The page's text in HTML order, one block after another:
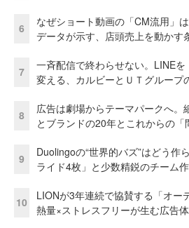
6
なぜショート動画の「CM流用」
データが示す、店頭売上を動かす
7
一斉配信で終わらせない。LINE
変える、カルビーとＵＴグループ
8
広告は劇場からテーマパークへ。
とブランドの20年とこれからの「
9
Duolingoの“世界的バズ”はどう作
ライド4枚」と少数精鋭のチーム
10
LIONが3年連続で協賛する「オー
熱量×ストレスフリーが生む広告